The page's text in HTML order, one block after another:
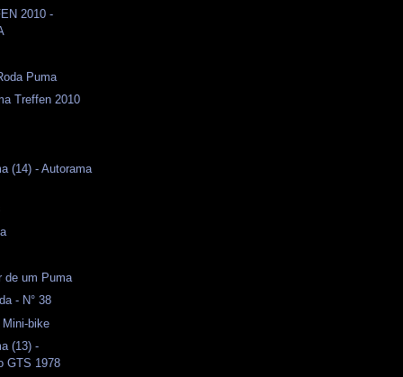
2010 -
Puma
Treffen 2010
(14) - Autorama
de um Puma
- N° 38
Mini-bike
(13) -
GTS 1978